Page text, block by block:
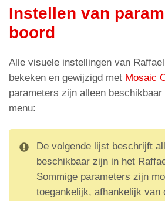
Instellen van
boord
Alle visuele instellingen van
bekeken en gewijzigd met Mosaic
parameters zijn alleen beschikbaar
menu:
De volgende lijst beschrijft
beschikbaar zijn in het
Sommige parameters zijn
toegankelijk, afhankelijk van